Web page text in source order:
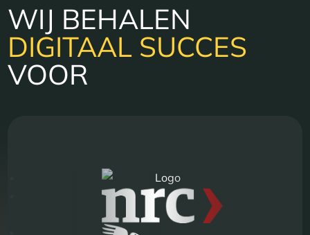
WIJ BEHALEN
DIGITAAL SUCCES
VOOR